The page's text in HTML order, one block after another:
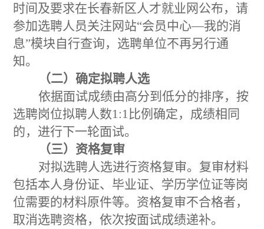
时间及要求在长春新区人才就业网公布，请
参加选聘人员关注网站“会员中心—我的消
息”模块自行查询，选聘单位不再另行通
知。
（二）确定拟聘人选
依据面试成绩由高分到低分的排序，按
选聘岗位拟聘人数1:1比例确定，成绩相同
的，进行下一轮面试。
（三）资格复审
对拟选聘人选进行资格复审。复审材料
包括本人身份证、毕业证、学历学位证等岗
位需要的材料原件等。资格复审不合格者，
取消选聘资格，依次按面试成绩递补。